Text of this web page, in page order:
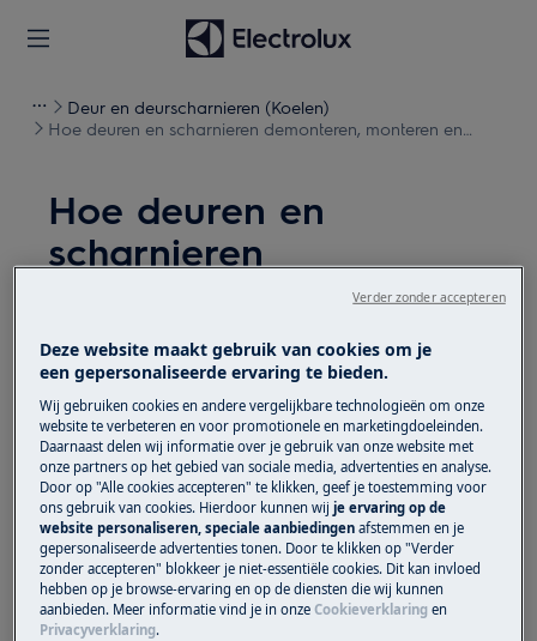
Deur en deurscharnieren (Koelen)
Hoe deuren en scharnieren demonteren, monteren en
Hoe deuren en
scharnieren
demonteren, monteren
en omkeren (9)
Oplossing
Schakel het apparaat uit en trek de stekker uit het
stopcontact voordat je met
onderhoudswerkzaamhedenbegint.
Wees altijd voorzichtig bij het verplaatsen van
apparaten, voor zware apparaten zijn twee
personen nodig om het te verplaatsen.
Deze website maakt gebruik van cookies om je
een gepersonaliseerde ervaring te bieden.
Wij gebruiken cookies en andere vergelijkbare technologieën om onze
website te verbeteren en voor promotionele en marketingdoeleinden.
Daarnaast delen wij informatie over je gebruik van onze website met
onze partners op het gebied van sociale media, advertenties en analyse.
Door op "Alle cookies accepteren" te klikken, geef je toestemming voor
ons gebruik van cookies. Hierdoor kunnen wijje ervaring op de
website personaliseren, speciale aanbiedingen afstemmen en je
gepersonaliseerde advertenties tonen. Door te klikken op "Verder
zonder accepteren" blokkeer je niet-essentiële cookies. Dit kan invloed
hebben op je browse-ervaring en op de diensten die wij kunnen
aanbieden. Meer informatie vind je in onzeCookieverklaring en
Privacyverklaring.
Verder zonder accepteren